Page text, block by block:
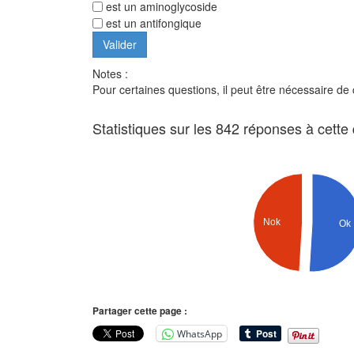
est un aminoglycoside
est un antifongique
Notes :
Pour certaines questions, il peut être nécessaire
Statistiques sur les 842 réponses à cette
Nok Ok
Partager cette page :
WhatsApp